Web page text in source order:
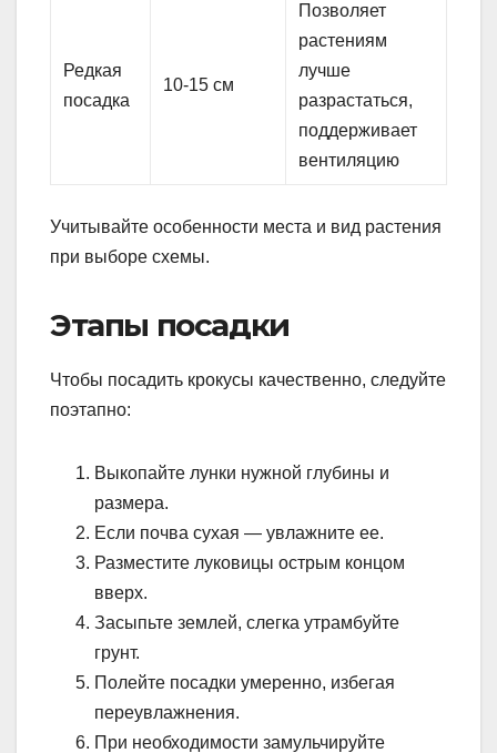
Редкая
посадка
10-15 см
Позволяет
растениям
лучше
разрастаться,
поддерживает
вентиляцию
Учитывайте особенности места и вид растения
при выборе схемы.
Этапы посадки
Чтобы посадить крокусы качественно, следуйте
поэтапно:
Выкопайте лунки нужной глубины и
размера.
Если почва сухая — увлажните ее.
Разместите луковицы острым концом
вверх.
Засыпьте землей, слегка утрамбуйте
грунт.
Полейте посадки умеренно, избегая
переувлажнения.
При необходимости замульчируйте